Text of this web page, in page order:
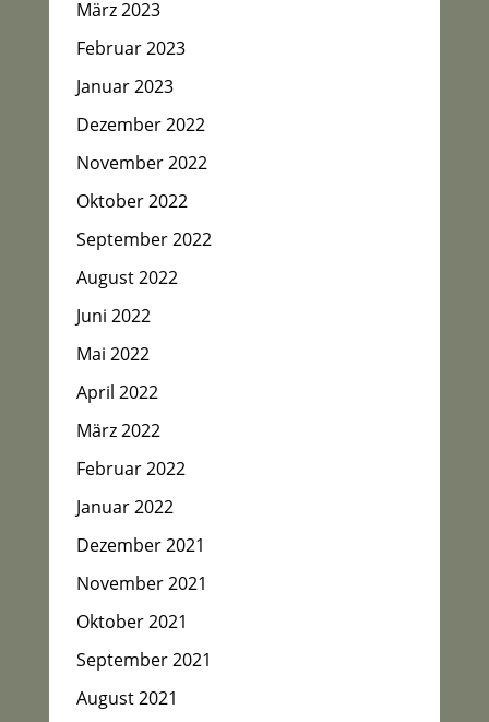
März 2023
Februar 2023
Januar 2023
Dezember 2022
November 2022
Oktober 2022
September 2022
August 2022
Juni 2022
Mai 2022
April 2022
März 2022
Februar 2022
Januar 2022
Dezember 2021
November 2021
Oktober 2021
September 2021
August 2021